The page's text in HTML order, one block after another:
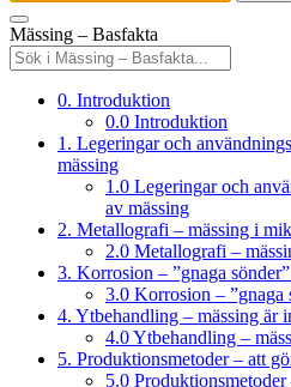
Mässing – Basfakta
0. Introduktion
0.0 Introduktion
1. Legeringar och
mässing
1.0 Legeringar och
av mässing
2. Metallografi – mässing i
2.0 Metallografi –
3. Korrosion – ”gnaga
3.0 Korrosion – ”gnaga
4. Ytbehandling – mässing är
4.0 Ytbehandling –
5. Produktionsmetoder – att
5.0